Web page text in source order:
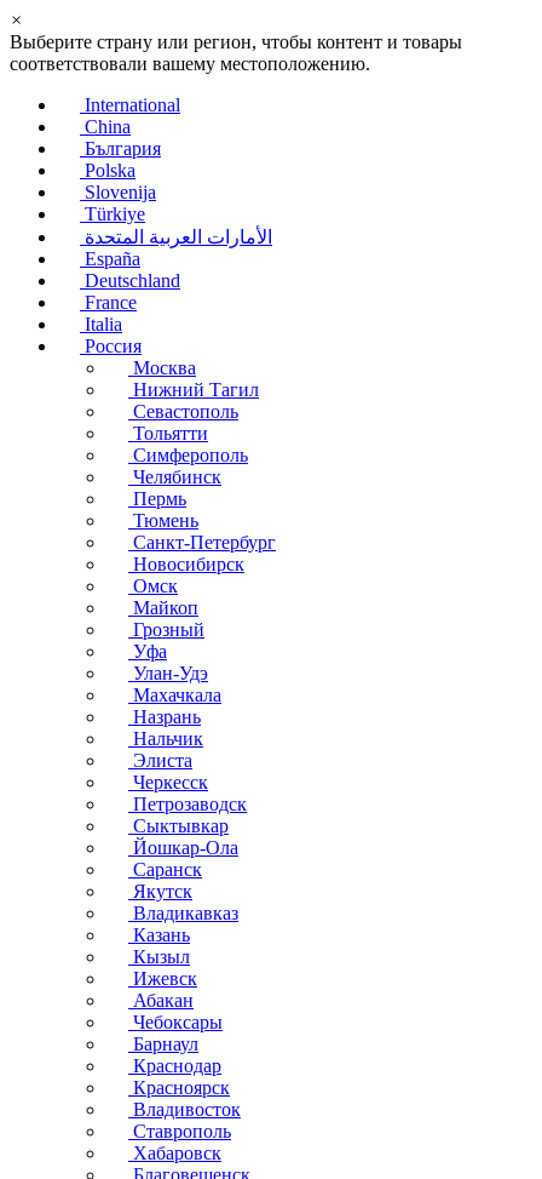
×
Выберите страну или регион, чтобы контент и товары
соответствовали вашему местоположению.
International
China
България
Polska
Slovenija
Türkiye
الأمارات العربية المتحدة
España
Deutschland
France
Italia
Россия
Москва
Нижний Тагил
Севастополь
Тольятти
Симферополь
Челябинск
Пермь
Тюмень
Санкт-Петербург
Новосибирск
Омск
Майкоп
Грозный
Уфа
Улан-Удэ
Махачкала
Назрань
Нальчик
Элиста
Черкесск
Петрозаводск
Сыктывкар
Йошкар-Ола
Саранск
Якутск
Владикавказ
Казань
Кызыл
Ижевск
Абакан
Чебоксары
Барнаул
Краснодар
Красноярск
Владивосток
Ставрополь
Хабаровск
Благовещенск